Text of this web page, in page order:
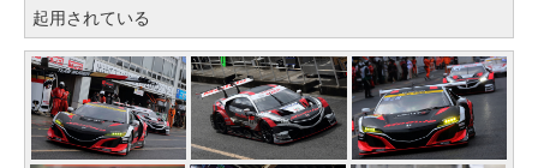
起用されている